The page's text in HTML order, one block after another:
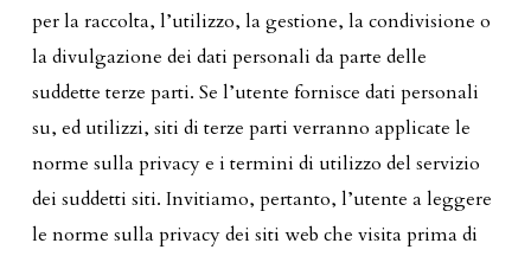
per la raccolta, l’utilizzo, la gestione, la condivisione o
la divulgazione dei dati personali da parte delle
suddette terze parti. Se l’utente fornisce dati personali
su, ed utilizzi, siti di terze parti verranno applicate le
norme sulla privacy e i termini di utilizzo del servizio
dei suddetti siti. Invitiamo, pertanto, l’utente a leggere
le norme sulla privacy dei siti web che visita prima di